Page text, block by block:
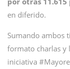
en diferido.
Sumando ambos
formato charlas y
iniciativa